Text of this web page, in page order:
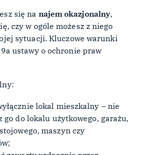
się na najem okazjonalny,
czy w ogóle możesz z niego
sytuacji. Kluczowe warunki
ustawy o ochronie praw
lokal mieszkalny – nie
go do lokalu użytkowego, garażu,
maszyn czy